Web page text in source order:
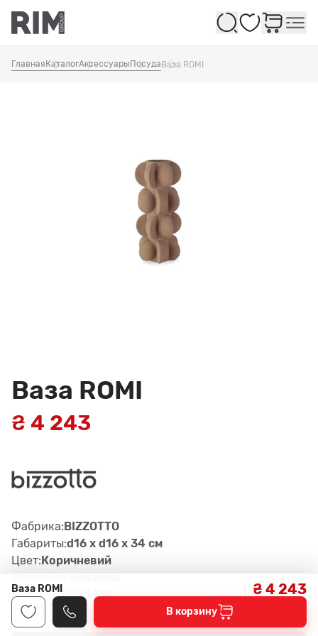
Избранное
Главная КаталогАксессуары ПосудаВаза ROMI
Ваза ROMI
₴ 4 243
Фабрика:BIZZOTTO
Габариты:d16 x d16 x 34 см
Цвет:Коричневий
Керамiка
Артикул:0503453
Ваза ROMI ₴ 4 243
В корзину